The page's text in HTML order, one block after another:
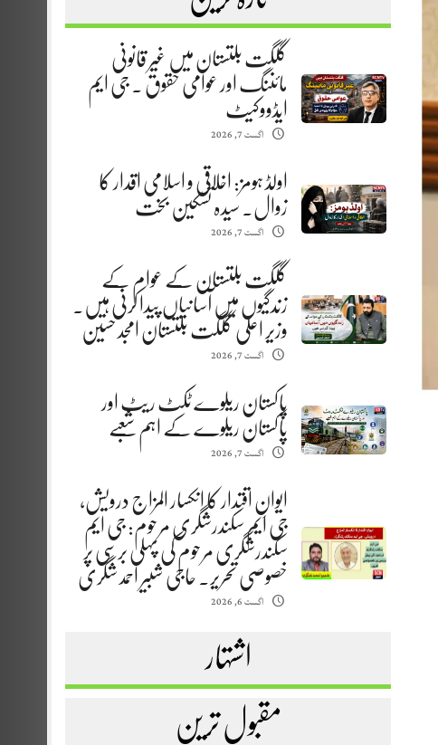
گلگت بلتستان میں غیر قانونی
مائننگ اور عوامی حقوق . جی ایم
ایڈووکیٹ
اگست 7, 2026
اولڈ ہومز: اخلاقی و اسلامی اقدار کا
زوال. سیدہ تسکین بخت
اگست 7, 2026
گلگت بلتستان کے عوام کے
زندگیوں میں آسانیاں پیدا کرنی ہیں.
وزیر اعلیٰ گلگت بلتستان امجد حسین
اگست 7, 2026
پاکستان ریلوے ٹکٹ ریٹ اور
پاکستان ریلوے کے اہم شعبے
اگست 7, 2026
ایوانِ اقتدار کا انکسار المزاج درویش،
جی ایم سکندرشگری مرحوم: جی ایم
سکندرشگری مرحوم کی پہلی برسی پر
خصوصی تحریر. حاجی شبیر احمد شگری
اگست 6, 2026
اشتہار
مقبول ترین